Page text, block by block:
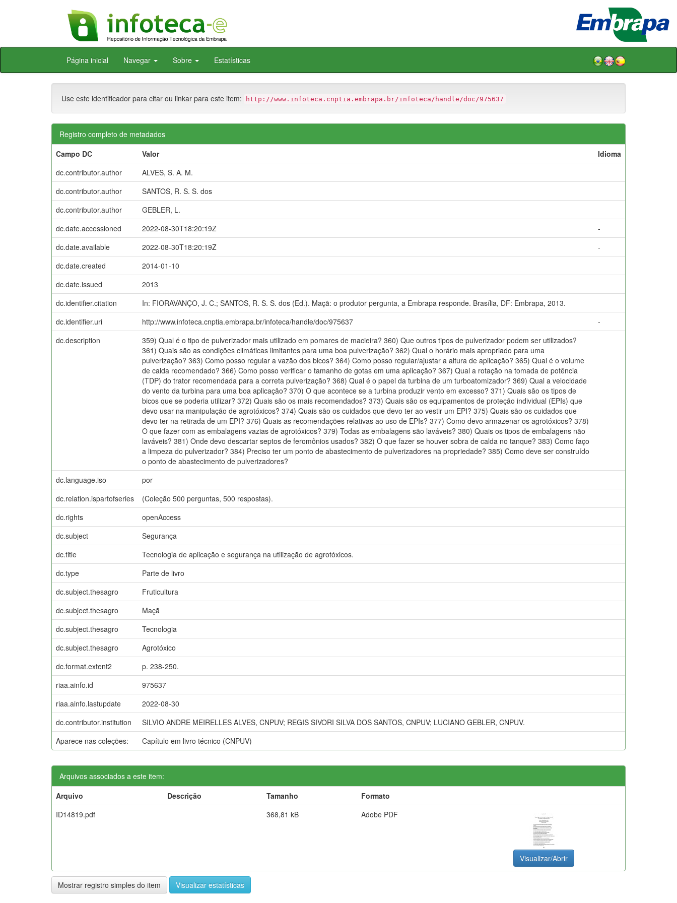
Skip
Página inicial Navegar Sobre Estatísticas
Use este identificador para citar ou linkar para este item: http://www.infoteca.cnptia.embrapa.br/infoteca/handle/doc/975637
Registro completo de metadados
Campo DC
Valor
Idioma
dc.contributor.author
ALVES, S. A. M.
dc.contributor.author
SANTOS, R. S. S. dos
dc.contributor.author
GEBLER, L.
dc.date.accessioned
2022-08-30T18:20:19Z
-
dc.date.available
2022-08-30T18:20:19Z
-
dc.date.created
2014-01-10
dc.date.issued
2013
dc.identifier.citation
In: FIORAVANÇO, J. C.; SANTOS, R. S. S. dos (Ed.). Maçã: o produtor pergunta, a Embrapa responde. Brasília, DF: Embrapa, 2013.
dc.identifier.uri
http://www.infoteca.cnptia.embrapa.br/infoteca/handle/doc/975637
-
dc.description
359) Qual é o tipo de pulverizador mais utilizado em pomares de macieira? 360) Que outros tipos de pulverizador podem ser utilizados?
361) Quais são as condições climáticas limitantes para uma boa pulverização? 362) Qual o horário mais apropriado para uma
pulverização? 363) Como posso regular a vazão dos bicos? 364) Como posso regular/ajustar a altura de aplicação? 365) Qual é o volume
de calda recomendado? 366) Como posso verificar o tamanho de gotas em uma aplicação? 367) Qual a rotação na tomada de potência
(TDP) do trator recomendada para a correta pulverização? 368) Qual é o papel da turbina de um turboatomizador? 369) Qual a velocidade
do vento da turbina para uma boa aplicação? 370) O que acontece se a turbina produzir vento em excesso? 371) Quais são os tipos de
bicos que se poderia utilizar? 372) Quais são os mais recomendados? 373) Quais são os equipamentos de proteção individual (EPIs) que
devo usar na manipulação de agrotóxicos? 374) Quais são os cuidados que devo ter ao vestir um EPI? 375) Quais são os cuidados que
devo ter na retirada de um EPI? 376) Quais as recomendações relativas ao uso de EPIs? 377) Como devo armazenar os agrotóxicos? 378)
O que fazer com as embalagens vazias de agrotóxicos? 379) Todas as embalagens são laváveis? 380) Quais os tipos de embalagens não
laváveis? 381) Onde devo descartar septos de feromônios usados? 382) O que fazer se houver sobra de calda no tanque? 383) Como faço
a limpeza do pulverizador? 384) Preciso ter um ponto de abastecimento de pulverizadores na propriedade? 385) Como deve ser construído
o ponto de abastecimento de pulverizadores?
dc.language.iso
por
dc.relation.ispartofseries
(Coleção 500 perguntas, 500 respostas).
dc.rights
openAccess
dc.subject
Segurança
dc.title
Tecnologia de aplicação e segurança na utilização de agrotóxicos.
dc.type
Parte de livro
dc.subject.thesagro
Fruticultura
dc.subject.thesagro
Maçã
dc.subject.thesagro
Tecnologia
dc.subject.thesagro
Agrotóxico
dc.format.extent2
p. 238-250.
riaa.ainfo.id
975637
riaa.ainfo.lastupdate
2022-08-30
dc.contributor.institution
SILVIO ANDRE MEIRELLES ALVES, CNPUV; REGIS SIVORI SILVA DOS SANTOS, CNPUV; LUCIANO GEBLER, CNPUV.
Aparece nas coleções:
Capítulo em livro técnico (CNPUV)
Arquivos associados a este item:
Arquivo
Descrição Tamanho
Formato
ID14819.pdf
368,81 kB Adobe PDF
Visualizar/Abrir
Mostrar registro simples do item Visualizar estatísticas